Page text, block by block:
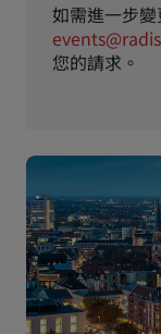
如需進一步
您的請求。